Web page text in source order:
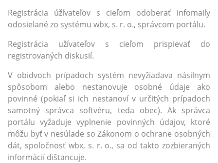
Registrácia úžívateľov s cieľom odoberať infomaily
odosielané zo systému wbx, s. r. o., správcom portálu.
Registrácia užívateľov s cieľom prispievať do
registrovaných diskusií.
V obidvoch prípadoch systém nevyžiadava násilnym
spôsobom alebo nestanovuje osobné údaje ako
povinné (pokiaľ si ich nestanoví v určitých prípadoch
samotný správca softvéru, teda obec). Ak správca
portálu vyžaduje vyplnenie povinných údajov, ktoré
môžu byť v nesúlade so Zákonom o ochrane osobných
dát, spoločnosť wbx, s. r. o., sa od takto zozbieraných
informácií dištancuje.